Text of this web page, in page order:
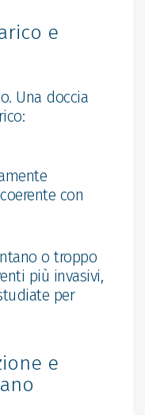
e
Una doccia
con
o troppo
più invasivi,
per
e